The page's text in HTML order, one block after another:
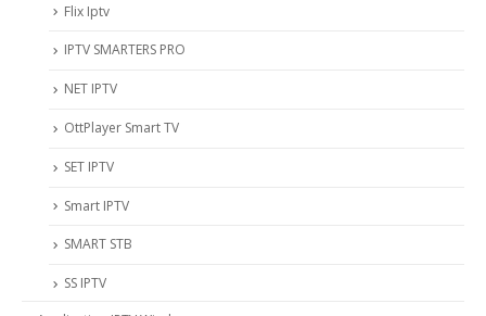
Flix Iptv
IPTV SMARTERS PRO
NET IPTV
OttPlayer Smart TV
SET IPTV
Smart IPTV
SMART STB
SS IPTV